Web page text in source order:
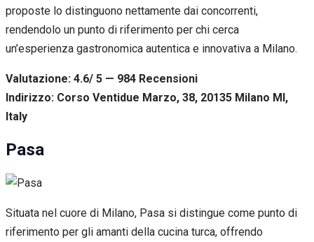
proposte lo distinguono nettamente dai concorrenti,
rendendolo un punto di riferimento per chi cerca
un’esperienza gastronomica autentica e innovativa a Milano.
Valutazione: 4.6/ 5 — 984 Recensioni
Indirizzo: Corso Ventidue Marzo, 38, 20135 Milano MI,
Italy
Pasa
Situata nel cuore di Milano, Pasa si distingue come punto di
riferimento per gli amanti della cucina turca, offrendo